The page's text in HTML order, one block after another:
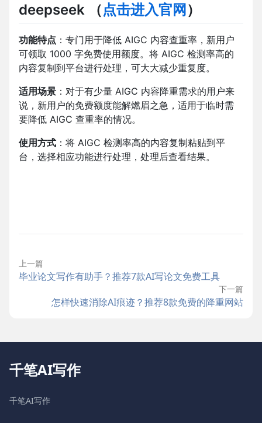
deepseek （点击进入官网）
功能特点 ：专门用于降低 AIGC 内容查重率，新用户
可领取 1000 字免费使用额度。将 AIGC 检测率高的
内容复制到平台进行处理，可大大减少重复度。
适用场景 ：对于有少量 AIGC 内容降重需求的用户来
说，新用户的免费额度能解燃眉之急，适用于临时需
要降低 AIGC 查重率的情况。
使用方式 ：将 AIGC 检测率高的内容复制粘贴到平
台，选择相应功能进行处理，处理后查看结果。
上一篇
毕业论文写作有助手？推荐7款AI写论文免费工具
下一篇
怎样快速消除AI痕迹？推荐8款免费的降重网站
千笔AI写作
千笔AI写作